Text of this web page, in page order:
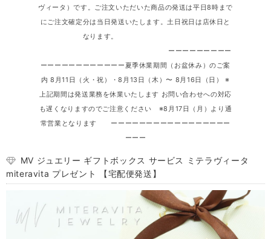
ヴィータ）です。ご注文いただいた商品の発送は平日8時まで
にご注文確定分は当日発送いたします。土日祝日は店休日と
なります。
ーーーーーーーーー
ーーーーーーーーーーーー夏季休業期間（お盆休み）のご案
内 8月11日（火・祝）・8月13日（木）〜 8月16日（日） ※
上記期間は発送業務を休業いたします お問い合わせへの対応
も遅くなりますのでご注意ください ※8月17日（月）より通
常営業となります ーーーーーーーーーーーーーーーーー
ーーー
MV ジュエリー ギフトボックス サービス ミテラヴィータ
miteravita プレゼント 【宅配便発送】